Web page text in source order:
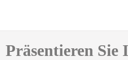
Präsentieren Sie